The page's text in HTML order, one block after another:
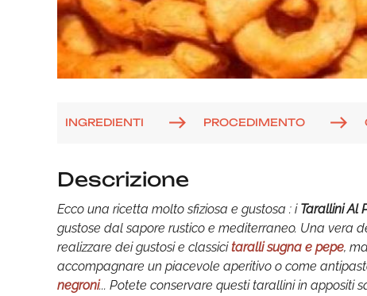
INGREDIENTI PROCEDIMENTO
Descrizione
Ecco una ricetta molto sfiziosa e gustosa : i Tarallini Al
gustose dal sapore rustico e mediterraneo. Una vera
realizzare dei gustosi e classicitaralli sugna e pepe,
accompagnare un piacevole aperitivo o come
negroni... Potete conservare questi tarallini in appositi